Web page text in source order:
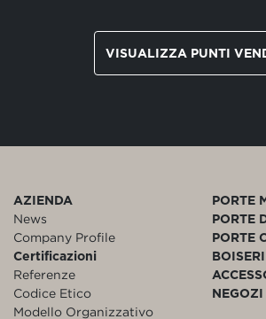
VISUALIZZA PUNTI
AZIENDA
News
Company Profile
Certificazioni
Referenze
Codice Etico
Modello Organizzativo
PORTE
PORTE
PORTE
NEGOZI